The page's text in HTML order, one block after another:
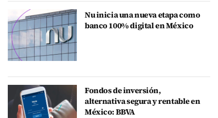
Nu inicia una nueva etapa como
banco 100% digital en México
Fondos de inversión,
alternativa segura y rentable en
México: BBVA